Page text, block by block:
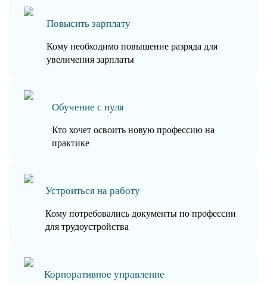
Повысить зарплату
Кому необходимо повышение разряда для
увеличения зарплаты
Обучение с нуля
Кто хочет освоить новую профессию на
практике
Устроиться на работу
Кому потребовались документы по профессии
для трудоустройства
Корпоративное управление